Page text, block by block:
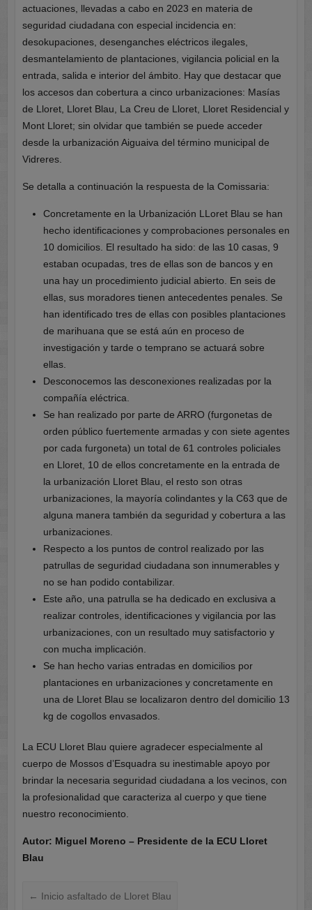
actuaciones, llevadas a cabo en 2023 en materia de
seguridad ciudadana con especial incidencia en:
desokupaciones, desenganches eléctricos ilegales,
desmantelamiento de plantaciones, vigilancia policial en la
entrada, salida e interior del ámbito. Hay que destacar que
los accesos dan cobertura a cinco urbanizaciones: Masías
de Lloret, Lloret Blau, La Creu de Lloret, Lloret Residencial y
Mont Lloret; sin olvidar que también se puede acceder
desde la urbanización Aiguaiva del término municipal de
Vidreres.
Se detalla a continuación la respuesta de la Comissaria:
Concretamente en la Urbanización LLoret Blau se han
hecho identificaciones y comprobaciones personales en
10 domicilios. El resultado ha sido: de las 10 casas, 9
estaban ocupadas, tres de ellas son de bancos y en
una hay un procedimiento judicial abierto. En seis de
ellas, sus moradores tienen antecedentes penales. Se
han identificado tres de ellas con posibles plantaciones
de marihuana que se está aún en proceso de
investigación y tarde o temprano se actuará sobre
ellas.
Desconocemos las desconexiones realizadas por la
compañía eléctrica.
Se han realizado por parte de ARRO (furgonetas de
orden público fuertemente armadas y con siete agentes
por cada furgoneta) un total de 61 controles policiales
en Lloret, 10 de ellos concretamente en la entrada de
la urbanización Lloret Blau, el resto son otras
urbanizaciones, la mayoría colindantes y la C63 que de
alguna manera también da seguridad y cobertura a las
urbanizaciones.
Respecto a los puntos de control realizado por las
patrullas de seguridad ciudadana son innumerables y
no se han podido contabilizar.
Este año, una patrulla se ha dedicado en exclusiva a
realizar controles, identificaciones y vigilancia por las
urbanizaciones, con un resultado muy satisfactorio y
con mucha implicación.
Se han hecho varias entradas en domicilios por
plantaciones en urbanizaciones y concretamente en
una de Lloret Blau se localizaron dentro del domicilio 13
kg de cogollos envasados.
La ECU Lloret Blau quiere agradecer especialmente al
cuerpo de Mossos d’Esquadra su inestimable apoyo por
brindar la necesaria seguridad ciudadana a los vecinos, con
la profesionalidad que caracteriza al cuerpo y que tiene
nuestro reconocimiento.
Autor: Miguel Moreno – Presidente de la ECU Lloret
Blau
← Inicio asfaltado de Lloret Blau